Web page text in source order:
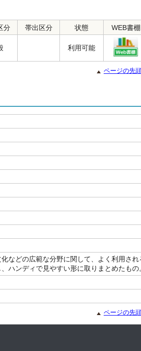
分 帯出区分 状態 WEB書棚
利用可能
ページの先
などの広範な分野に関して、よく利用され
ハンディで見やすい形に取りまとめたもの
ページの先